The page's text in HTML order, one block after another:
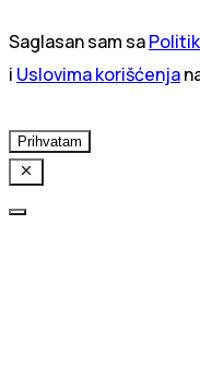
Saglasan sam sa
i Uslovima korišćenja
Prihvatam